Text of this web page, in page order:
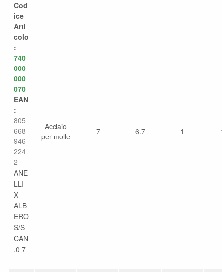
Cod
ice
Arti
colo
:
740
000
000
070
EAN
:
805
668
946
224
2
ANE
LLI
X
ALB
ERO
S/S
CAN
.0 7
Acciaio
per molle
7 6.7 1